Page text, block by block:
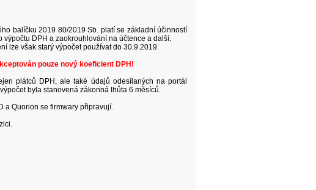
balíčku 2019 80/2019 Sb. platí se základní účinností
výpočtu DPH a zaokrouhlování na účtence a další.
lze však starý výpočet používat do 30.9.2019.
pouze nový koeficient DPH!
plátců DPH, ale také údajů odesílaných na portál
byla stanovená zákonná lhůta 6 měsíců.
a Quorion se firmwary připravují.